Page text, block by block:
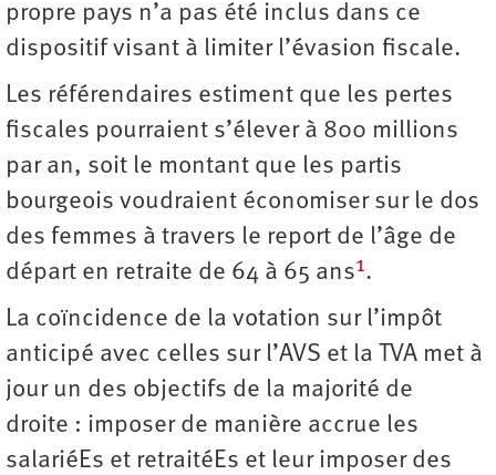
propre pays n’a pas été inclus dans ce
dispositif visant à limiter l’évasion fiscale.
Les référendaires estiment que les pertes
fiscales pourraient s’élever à 800 millions
par an, soit le montant que les partis
bourgeois voudraient économiser sur le dos
des femmes à travers le report de l’âge de
départ en retraite de 64 à 65 ans1.
La coïncidence de la votation sur l’impôt
anticipé avec celles sur l’AVS et la TVA met à
jour un des objectifs de la majorité de
droite : imposer de manière accrue les
salariéEs et retraitéEs et leur imposer des